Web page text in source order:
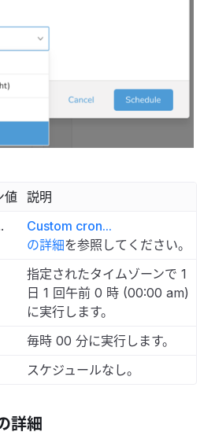
値
説明
Custom cron...
の詳細を参照してください。
指定されたタイムゾーンで 1
日 1 回午前 0 時 (00:00 am)
に実行します。
毎時 00 分に実行します。
スケジュールなし。
詳細